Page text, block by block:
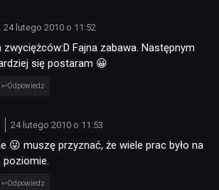
24 lutego 2010 o 11:52
zwyciężców:D Fajna zabawa. Następnym
się postaram 😀
Odpowiedz
24 lutego 2010 o 11:53
😛 muszę przyznać, że wiele prac było na
poziomie.
Odpowiedz